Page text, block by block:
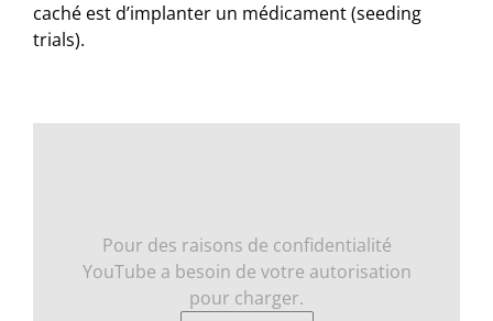
caché est d’implanter un médicament (seeding
trials).
Pour des raisons de confidentialité
YouTube a besoin de votre autorisation
pour charger.